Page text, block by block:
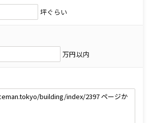
坪ぐらい
万円以内